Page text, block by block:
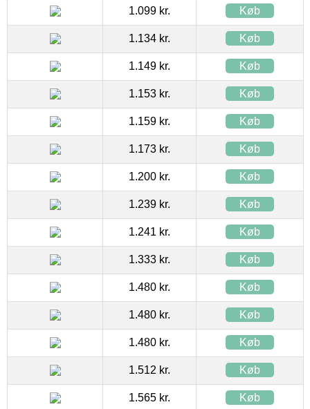
1.099 kr. Køb
1.134 kr. Køb
1.149 kr. Køb
1.153 kr. Køb
1.159 kr. Køb
1.173 kr. Køb
1.200 kr. Køb
1.239 kr. Køb
1.241 kr. Køb
1.333 kr. Køb
1.480 kr. Køb
1.480 kr. Køb
1.480 kr. Køb
1.512 kr. Køb
1.565 kr. Køb